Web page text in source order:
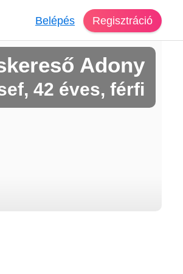
Belépés Regisztráció
Adony
42 éves, férfi